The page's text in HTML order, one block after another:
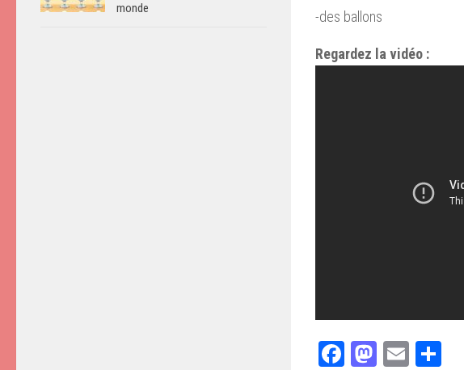
-des ballons
Regardez la vidéo :
Facebook
Mastodon
Email
monde